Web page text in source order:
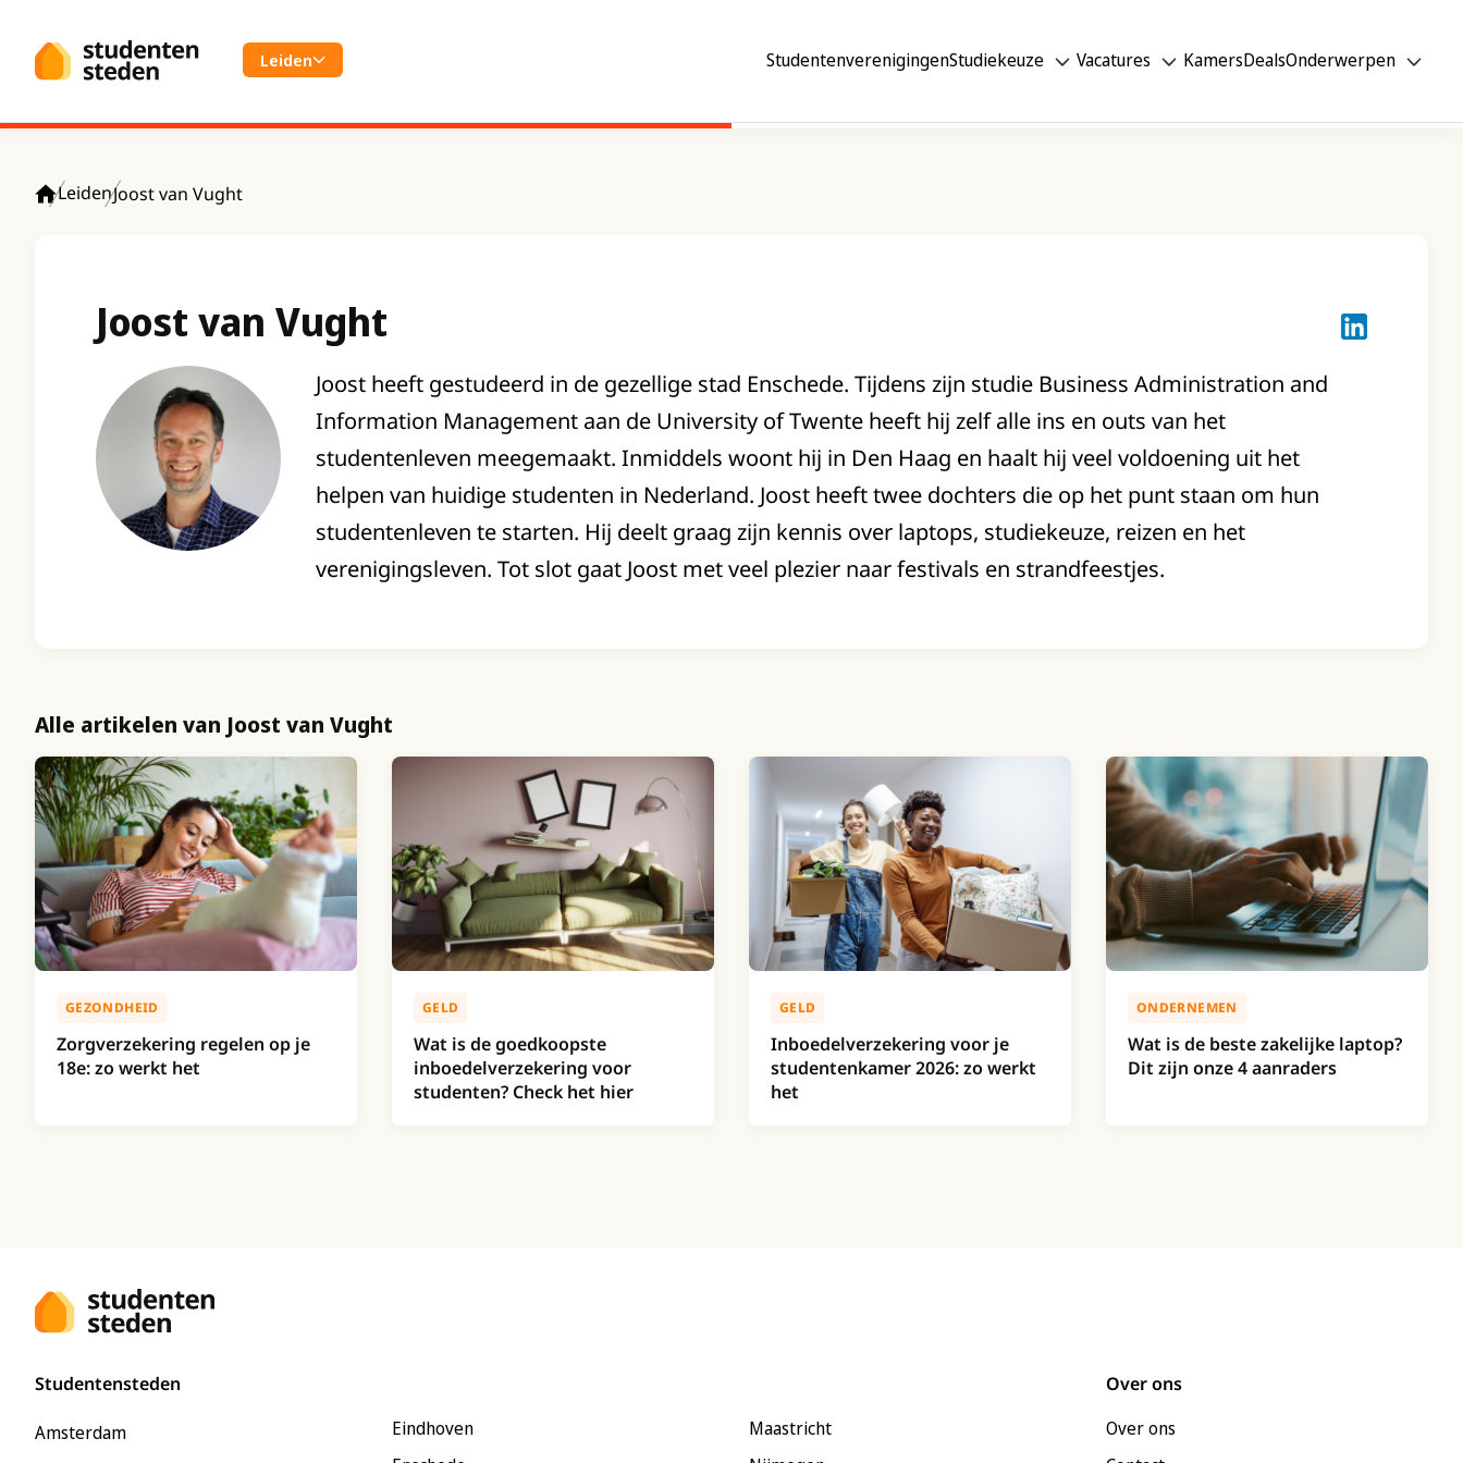
Leiden StudentenverenigingenStudiekeuze Vacatures KamersDealsOnderwerpen
LeidenJoost van Vught
Joost van Vught Joost van
Joost heeft gestudeerd in de gezellige stad Enschede. Tijdens zijn studie Business Administration and
Information Management aan de University of Twente heeft hij zelf alle ins en outs van het
studentenleven meegemaakt. Inmiddels woont hij in Den Haag en haalt hij veel voldoening uit het
helpen van huidige studenten in Nederland. Joost heeft twee dochters die op het punt staan om hun
studentenleven te starten. Hij deelt graag zijn kennis over laptops, studiekeuze, reizen en het
verenigingsleven. Tot slot gaat Joost met veel plezier naar festivals en strandfeestjes.
Alle artikelen van Joost van Vught
GEZONDHEID
Zorgverzekering regelen op je
18e: zo werkt het
GELD
Wat is de goedkoopste
inboedelverzekering voor
studenten? Check het hier
GELD
Inboedelverzekering voor je
studentenkamer 2026: zo werkt
het
ONDERNEMEN
Wat is de beste zakelijke laptop?
Dit zijn onze 4 aanraders
Studentensteden
Amsterdam
Eindhoven
Maastricht
Over ons
Over ons